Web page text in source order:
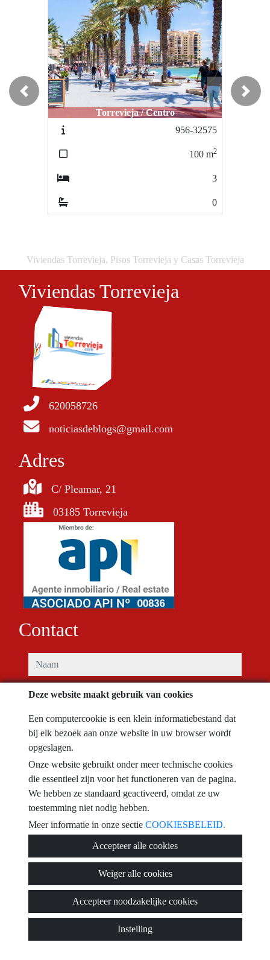
Torrevieja / Centro
956-32575
m 2
Torrevieja / Centro
812-HSI-309559
Previous Next
Viviendas Torrevieja, Pisos Torrevieja y Casas Torrevieja
Viviendas Torrevieja
620058726
noticiasdeblogs@gmail.com
Adres
C/ Pleamar, 21
03185 Torrevieja
Contact
naam
telefoon
e-mail
Ik heb de gebruiksvoorwaarden te geaccepteren en privacybeleid
bericht
Sturen
Deze website maakt gebruik van cookies
Een computercookie is een klein informatiebestand dat
bij elk bezoek aan onze website in uw browser wordt
opgeslagen.
Onze website gebruikt onder meer technische cookies
die essentieel zijn voor het functioneren van de pagina.
We hebben ze standaard geactiveerd, omdat ze uw
toestemming niet nodig hebben.
Meer informatie in onze sectie COOKIESBELEID.
Accepteer alle cookies
Weiger alle cookies
Accepteer noodzakelijke cookies
Instelling